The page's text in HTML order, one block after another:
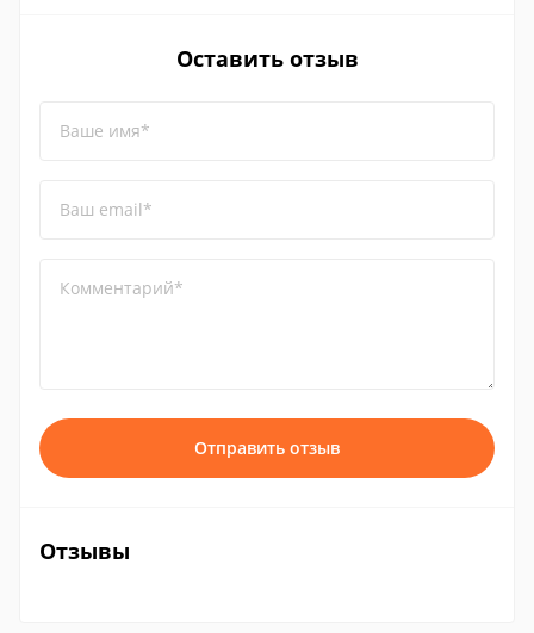
Оставить отзыв
Ваше имя*
Ваш email*
Комментарий*
Отправить отзыв
Отзывы